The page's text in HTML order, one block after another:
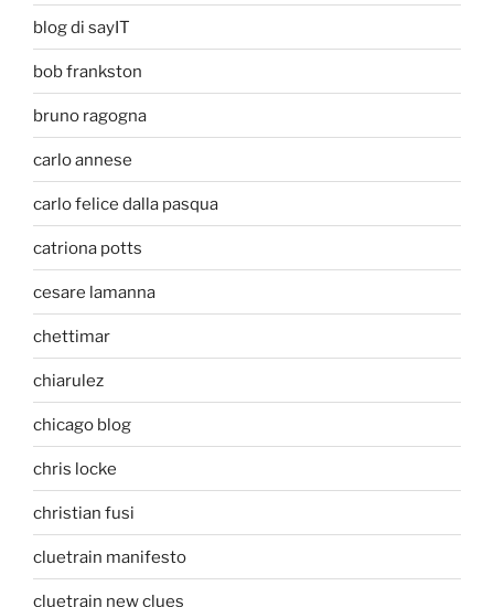
blog di sayIT
bob frankston
bruno ragogna
carlo annese
carlo felice dalla pasqua
catriona potts
cesare lamanna
chettimar
chiarulez
chicago blog
chris locke
christian fusi
cluetrain manifesto
cluetrain new clues